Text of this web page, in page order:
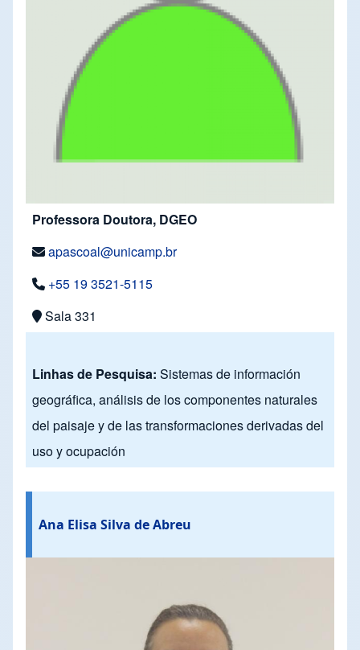
Professora Doutora, DGEO
apascoal@unicamp.br
+55 19 3521-5115
Sala 331
Linhas de Pesquisa: Sistemas de información
geográfica, análisis de los componentes naturales
del paisaje y de las transformaciones derivadas del
uso y ocupación
Ana Elisa Silva de Abreu